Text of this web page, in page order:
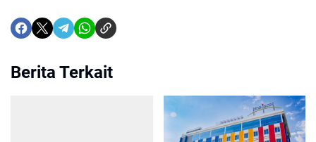
Berita Terkait